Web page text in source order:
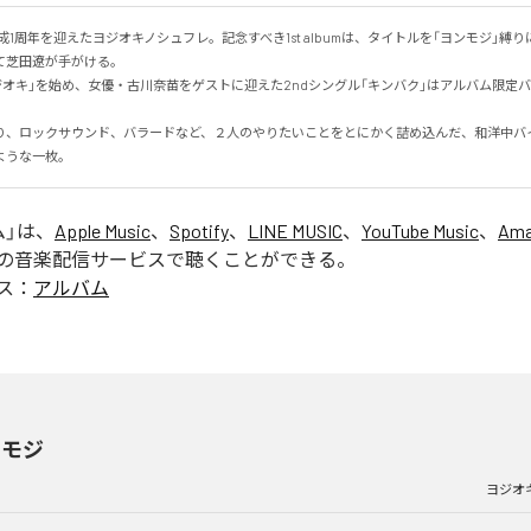
1周年を迎えたヨジオキノシュフレ。記念すべき1st albumは、タイトルを「ヨンモジ」縛
田遼が手がける。
オキ」を始め、女優・古川奈苗をゲストに迎えた2ndシングル「キンバク」はアルバム限定
、ロックサウンド、バラードなど、２人のやりたいことをとにかく詰め込んだ、和洋中バ
な一枚。
」は、 Apple Music、 Spotify、 LINE MUSIC、 YouTube Music、
音楽配信サービスで聴くことができる。
： アルバム
ジ
ヨジオ